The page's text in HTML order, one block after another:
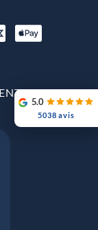
5.0
5038 avis